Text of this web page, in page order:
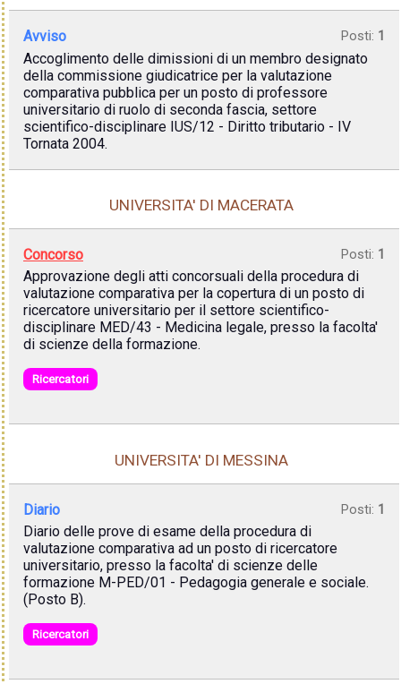
Avviso Posti: 1
Accoglimento delle dimissioni di un membro designato
della commissione giudicatrice per la valutazione
comparativa pubblica per un posto di professore
universitario di ruolo di seconda fascia, settore
scientifico-disciplinare IUS/12 - Diritto tributario - IV
Tornata 2004.
UNIVERSITA' DI MACERATA
Concorso Posti: 1
Approvazione degli atti concorsuali della procedura di
valutazione comparativa per la copertura di un posto di
ricercatore universitario per il settore scientifico-
disciplinare MED/43 - Medicina legale, presso la facolta'
di scienze della formazione.
Ricercatori
UNIVERSITA' DI MESSINA
Diario Posti: 1
Diario delle prove di esame della procedura di
valutazione comparativa ad un posto di ricercatore
universitario, presso la facolta' di scienze delle
formazione M-PED/01 - Pedagogia generale e sociale.
(Posto B).
Ricercatori